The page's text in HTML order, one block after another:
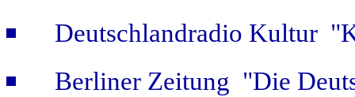
Deutschlandradio Kultur
Berliner Zeitung "Die